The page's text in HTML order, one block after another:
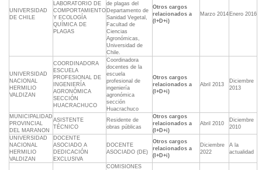
UNIVERSIDAD
DE CHILE
LABORATORIO DE
COMPORTAMIENTO
Y ECOLOGÍA
QUÍMICA DE
PLAGAS
de plagas del
Departamento de
Sanidad Vegetal,
Facultad de
Ciencias
Agronómicas,
Universidad de
Chile.
Otros cargos
relacionados a
(I+D+i)
Marzo 2014 Enero 2016
UNIVERSIDAD
NACIONAL
HERMILIO
VALDIZAN
COORDINADORA
ESCUELA
PROFESIONAL DE
INGENIERÍA
AGRONÓMICA
SECCIÓN
HUACRACHUCO
Coordinadora
docentes de la
escuela
profesional de
ingeniería
agronómica
sección
Huacrachuco
Otros cargos
relacionados a
(I+D+i)
Abril 2013
Diciembre
2013
MUNICIPALIDAD
PROVINCIAL
DEL MARANON
ASISTENTE
TÉCNICO
Residente de
obras públicas
Otros cargos
relacionados a
(I+D+i)
Abril 2010
Diciembre
2010
UNIVERSIDAD
NACIONAL
HERMILIO
VALDIZAN
DOCENTE
ASOCIADO A
DEDICACIÓN
EXCLUSIVA
DOCENTE
ASOCIADO (DE)
Otros cargos
relacionados a
(I+D+i)
Diciembre
2022
A la
actualidad
COMISIONES